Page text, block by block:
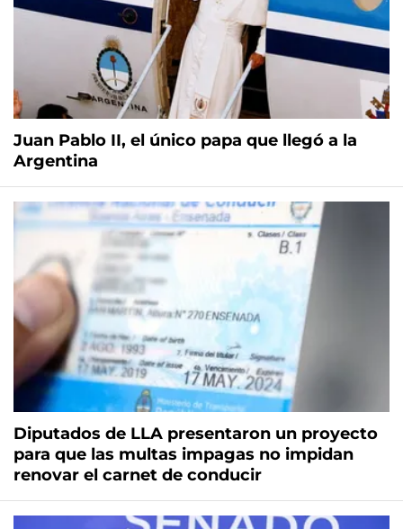
Juan Pablo II, el único papa que llegó a la
Argentina
Diputados de LLA presentaron un proyecto
para que las multas impagas no impidan
renovar el carnet de conducir